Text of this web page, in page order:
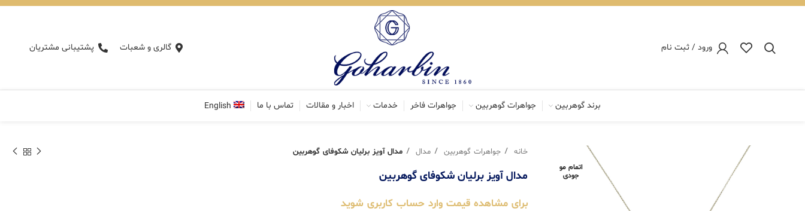
ورود / ثبت نام گالری و شعبات پشتیبانی مشتریان
برند گوهربین جواهرات گوهربین جواهرات فاخر خدمات اخبار و مقالات تماس با ما English
اتمام مو
جودی
خانه جواهرات گوهربین مدال مدال آویز برلیان شکوفای گوهربین
مدال آویز برلیان شکوفای گوهربین
برای مشاهده قیمت وارد حساب کاربری شوید